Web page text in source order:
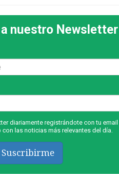
nuestro Newsletter
diariamente registrándote con tu email
las noticias más relevantes del día.
Suscribirme